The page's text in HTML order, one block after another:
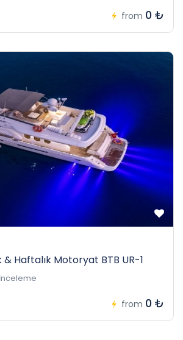
from 0 ₺
Haftalık Motoryat BTB UR-1
from 0 ₺